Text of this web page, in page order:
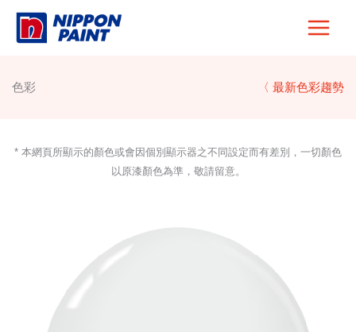
Skip
色彩 〈 最新色彩趨勢
* 本網頁所顯示的顏色或會因個別顯示器之不同設定而有差別，一切顏色
以原漆顏色為準，敬請留意。